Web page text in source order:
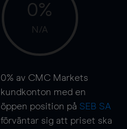
0%
N/A
0% av CMC Markets
kundkonton med en
öppen position på SEB SA
förväntar sig att priset ska